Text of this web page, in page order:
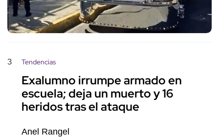
3 Tendencias
Exalumno irrumpe armado en
escuela; deja un muerto y 16
heridos tras el ataque
Anel Rangel